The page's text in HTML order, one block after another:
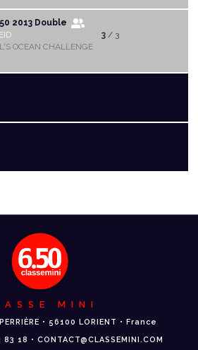
2013 Double
OCEAN CHALLENGE
3/ 3
MINI
• 56100 LORIENT • France
18 • CONTACT@CLASSEMINI.COM